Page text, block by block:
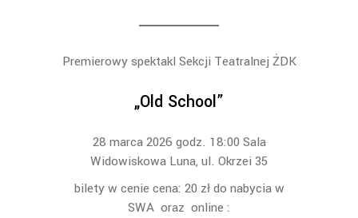
Premierowy spektakl Sekcji Teatralnej ŻDK
„Old School”
28 marca 2026 godz. 18:00 Sala
Widowiskowa Luna, ul. Okrzei 35
bilety w cenie cena: 20 zł do nabycia w
SWA oraz online :